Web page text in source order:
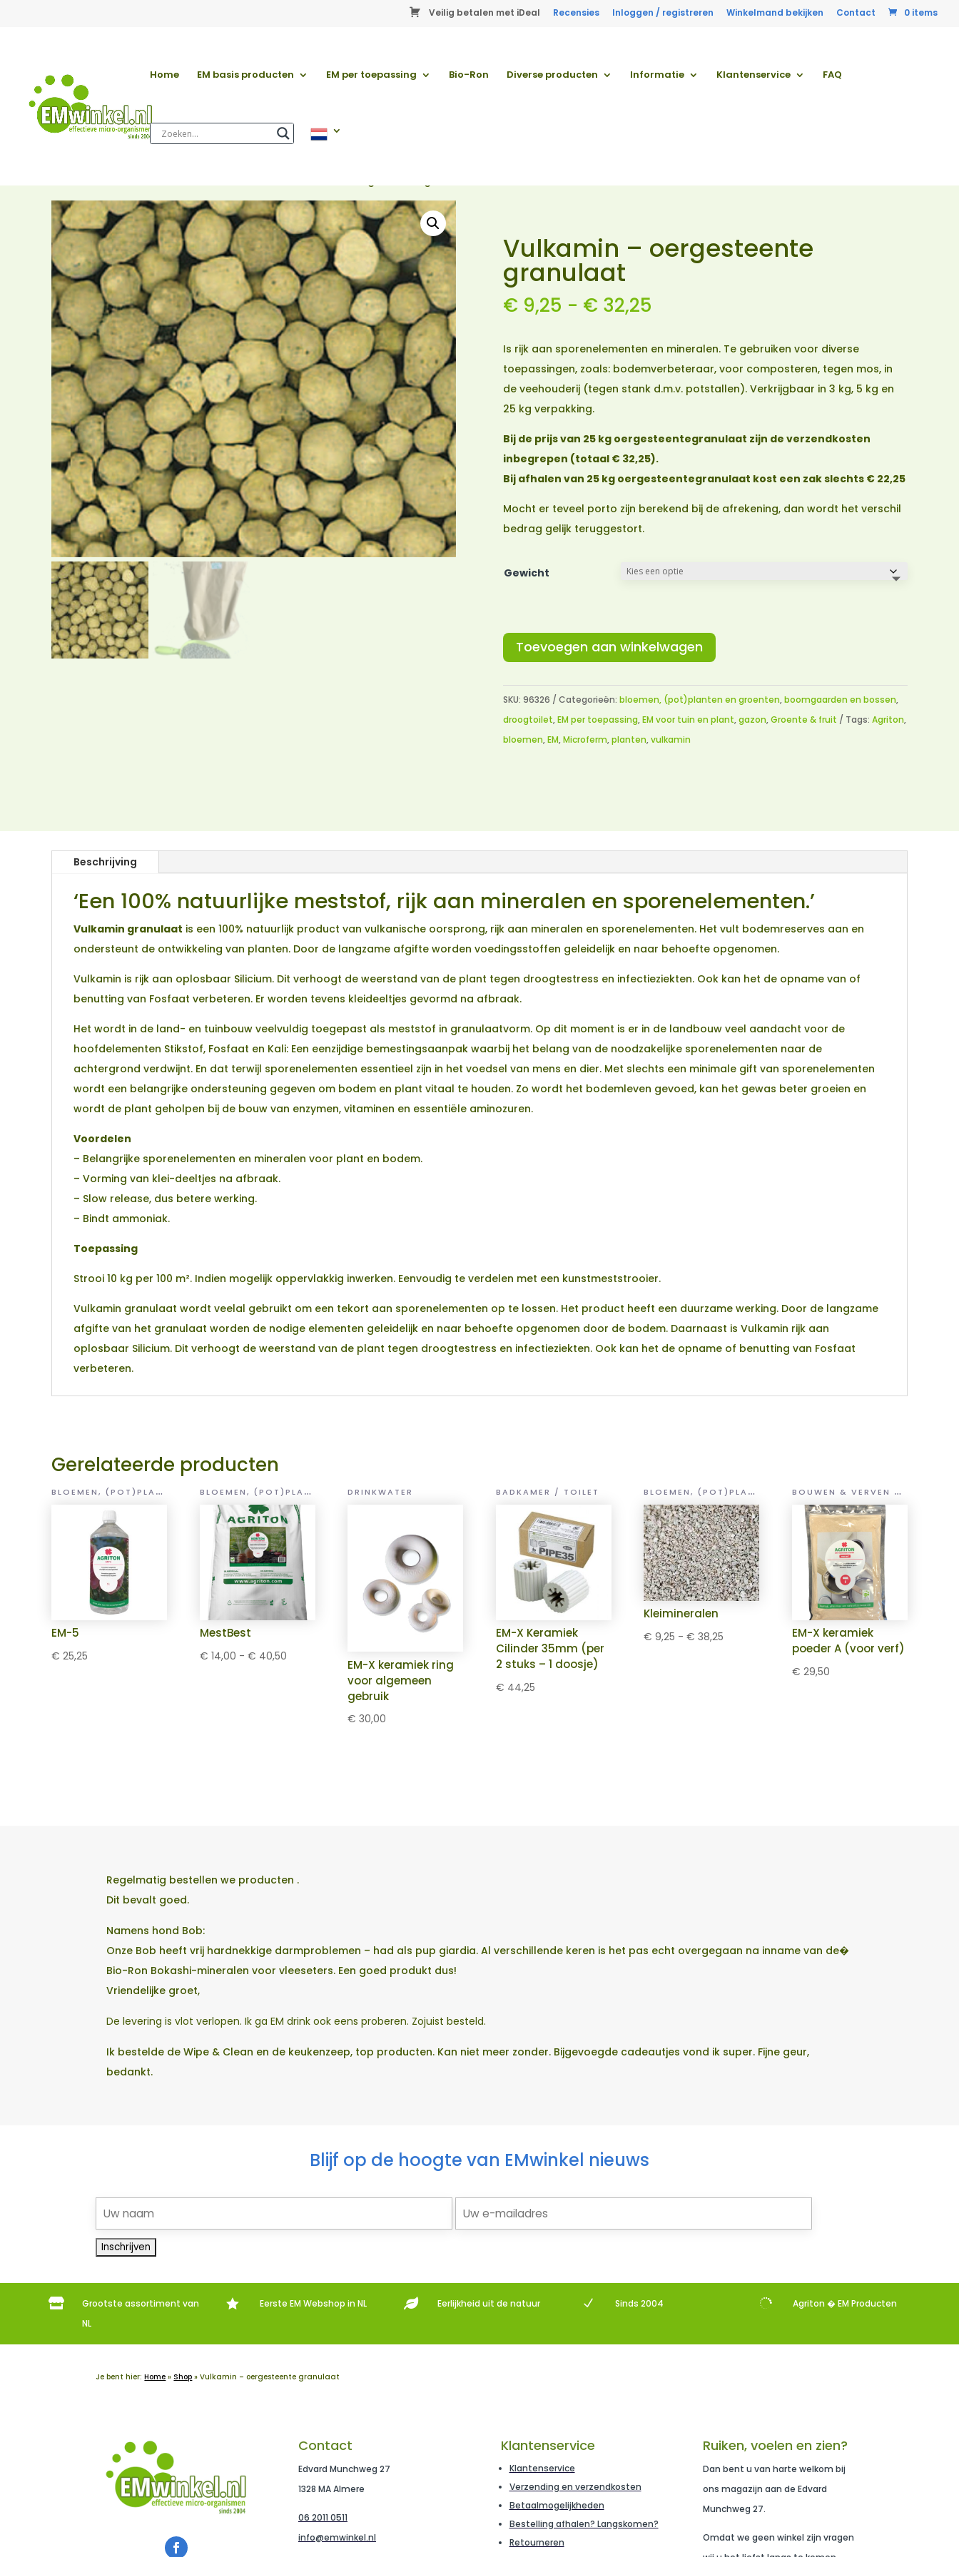
Veilig betalen met iDeal Recensies Inloggen / registreren Winkelmand bekijken Contact 0 items
Home EM basis producten EM per toepassing Bio-Ron Diverse producten Informatie Klantenservice FAQ
Vulkamin – oergesteente
granulaat
€ 9,25 - € 32,25
tot
€ 32,25
Is rijk aan sporenelementen en mineralen. Te gebruiken voor diverse
toepassingen, zoals: bodemverbeteraar, voor composteren, tegen mos, in
de veehouderij (tegen stank d.m.v. potstallen). Verkrijgbaar in 3 kg, 5 kg en
25 kg verpakking.
Bij de prijs van 25 kg oergesteentegranulaat zijn de verzendkosten
inbegrepen (totaal € 32,25).
Bij afhalen van 25 kg oergesteentegranulaat kost een zak slechts € 22,25
Mocht er teveel porto zijn berekend bij de afrekening, dan wordt het verschil
bedrag gelijk teruggestort.
Gewicht
Toevoegen aan winkelwagen
SKU: 96326 Categorieën: bloemen, (pot)planten en groenten,boomgaarden en bossen,
droogtoilet,EM per toepassing,EM voor tuin en plant,gazon,Groente & fruit Tags: Agriton,
bloemen,EM,Microferm,planten,vulkamin
Beschrijving
‘Een 100% natuurlijke meststof, rijk aan mineralen en sporenelementen.’
Vulkamin granulaat is een 100% natuurlijk product van vulkanische oorsprong, rijk aan mineralen en sporenelementen. Het vult bodemreserves aan en
ondersteunt de ontwikkeling van planten. Door de langzame afgifte worden voedingsstoffen geleidelijk en naar behoefte opgenomen.
Vulkamin is rijk aan oplosbaar Silicium. Dit verhoogt de weerstand van de plant tegen droogtestress en infectieziekten. Ook kan het de opname van of
benutting van Fosfaat verbeteren. Er worden tevens kleideeltjes gevormd na afbraak.
Het wordt in de land- en tuinbouw veelvuldig toegepast als meststof in granulaatvorm. Op dit moment is er in de landbouw veel aandacht voor de
hoofdelementen Stikstof, Fosfaat en Kali: Een eenzijdige bemestingsaanpak waarbij het belang van de noodzakelijke sporenelementen naar de
achtergrond verdwijnt. En dat terwijl sporenelementen essentieel zijn in het voedsel van mens en dier. Met slechts een minimale gift van sporenelementen
wordt een belangrijke ondersteuning gegeven om bodem en plant vitaal te houden. Zo wordt het bodemleven gevoed, kan het gewas beter groeien en
wordt de plant geholpen bij de bouw van enzymen, vitaminen en essentiële aminozuren.
Voordelen
– Belangrijke sporenelementen en mineralen voor plant en bodem.
– Vorming van klei-deeltjes na afbraak.
– Slow release, dus betere werking.
– Bindt ammoniak.
Toepassing
Strooi 10 kg per 100 m². Indien mogelijk oppervlakkig inwerken. Eenvoudig te verdelen met een kunstmeststrooier.
Vulkamin granulaat wordt veelal gebruikt om een tekort aan sporenelementen op te lossen. Het product heeft een duurzame werking. Door de langzame
afgifte van het granulaat worden de nodige elementen geleidelijk en naar behoefte opgenomen door de bodem. Daarnaast is Vulkamin rijk aan
oplosbaar Silicium. Dit verhoogt de weerstand van de plant tegen droogtestress en infectieziekten. Ook kan het de opname of benutting van Fosfaat
verbeteren.
Gerelateerde producten
B
LOEMEN, (POT)PLANTEN EN GROENTEN
EM-5
€ 25,25
B
LOEMEN, (POT)PLANTEN EN GROENTEN
MestBest
€ 14,00 - € 40,50Prijsklasse:
DRINKWATER
EM-X keramiek ring
voor algemeen
gebruik
€ 30,00
BADKAMER / TOILET
EM-X Keramiek
Cilinder 35mm (per
2 stuks – 1 doosje)
€ 44,25
B
LOEMEN, (POT)PLANTEN EN GROENTEN
Kleimineralen
€ 9,25 - € 38,25
B
OUWEN & VERVEN MET EM
EM-X keramiek
poeder A (voor verf)
€ 29,50
Regelmatig bestellen we producten .
Dit bevalt goed.
Namens hond Bob:
Onze Bob heeft vrij hardnekkige darmproblemen – had als pup giardia. Al verschillende keren is het pas echt overgegaan na inname van de�
Bio-Ron Bokashi-mineralen voor vleeseters. Een goed produkt dus!
Vriendelijke groet,
De levering is vlot verlopen. Ik ga EM drink ook eens proberen. Zojuist besteld.
Ik bestelde de Wipe & Clean en de keukenzeep, top producten. Kan niet meer zonder. Bijgevoegde cadeautjes vond ik super. Fijne geur,
bedankt.
Blijf op de hoogte van EMwinkel nieuws

Grootste assortiment van
NL
 Eerste EM Webshop in NL  Eerlijkheid uit de natuur N Sinds 2004  Agriton � EM Producten
Je bent hier:Home » Shop »Vulkamin – oergesteente granulaat
Contact
Edvard Munchweg 27
1328 MA Almere
06 2011 0511
info@emwinkel.nl
Klantenservice
Klantenservice
Verzending en verzendkosten
Betaalmogelijkheden
Bestelling afhalen? Langskomen?
Retourneren
Ruiken, voelen en zien?
Dan bent u van harte welkom bij
ons magazijn aan de Edvard
Munchweg 27.
Omdat we geen winkel zijn vragen